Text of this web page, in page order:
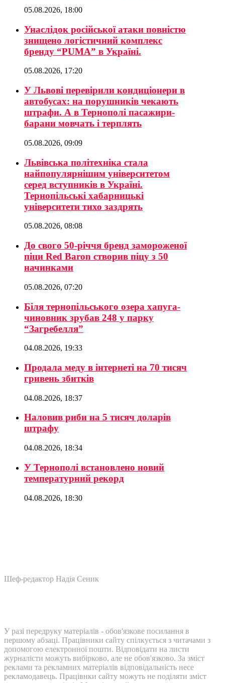
05.08.2026, 18:00
Унаслідок російської атаки повністю
знищено логістичний комплекс
бренду “PUMA” в Україні.
05.08.2026, 17:20
У Львові перевірили кондиціонери в
автобусах: на порушників чекають
штрафи. А в Тернополі пасажири-
барани мовчать і терплять
05.08.2026, 09:09
Львівська політехніка стала
найпопулярнішим університетом
серед вступників в Україні.
Тернопільські хабарницькі
університети тихо заздрять
05.08.2026, 08:08
До свого 50-річчя бренд замороженої
піци Red Baron створив піцу з 50
начинками
05.08.2026, 07:20
Біля тернопільського озера хапуга-
чиновник зрубав 248 у парку
“Загребелля”
04.08.2026, 19:33
Продала меду в інтернеті на 70 тисяч
гривень збитків
04.08.2026, 18:37
Наловив риби на 5 тисяч доларів
штрафу
04.08.2026, 18:34
У Тернополі встановлено новий
температурний рекорд
04.08.2026, 18:30
Шеф-редактор Надія Сеник
У разі передруку матеріалів - обов'язкове посилання в
першому абзаці. Працівники сайту спілкується з читачами з
допомогою електронної пошти. Відповідати на листи
журналісти можуть вибірково, але не обов'язково. За зміст
реклами та рекламних матеріалів відповідальність несе
рекламодавець. Працівнки сайту можуть не поділяти зміст